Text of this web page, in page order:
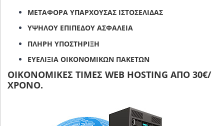
ΜΕΤΑΦΟΡΆ ΥΠΆΡΧΟΥΣΑΣ ΙΣΤΟΣΕΛΊΔΑΣ
ΥΨΗΛΟΎ ΕΠΙΠΈΔΟΥ ΑΣΦΆΛΕΙΑ
ΠΛΉΡΗ ΥΠΟΣΤΉΡΙΞΗ
ΕΥΕΛΙΞΊΑ ΟΙΚΟΝΟΜΙΚΏΝ ΠΑΚΈΤΩΝ
ΟΙΚΟΝΟΜΙΚΈΣ ΤΙΜΈΣ WEB HOSTING ΑΠΌ 30€/
ΧΡΌΝΟ.